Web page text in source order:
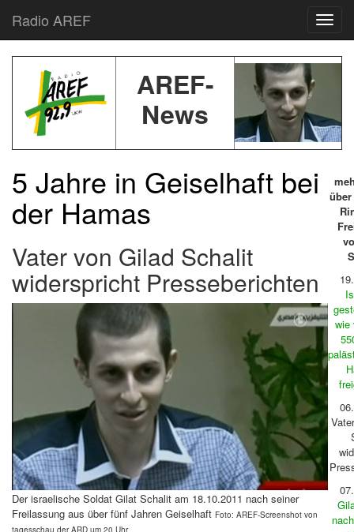
Radio AREF
AREF-
News
5 Jahre in Geiselhaft bei
der Hamas
Vater von Gilad Schalit
widerspricht Presseberichten
Der israelische Soldat Gilat Schalit am 18.10.2011 nach seiner
Freilassung aus über fünf Jahren Geiselhaft Foto: AREF-Screenshot von
tagesschau der ARD um 20 Uhr
wie